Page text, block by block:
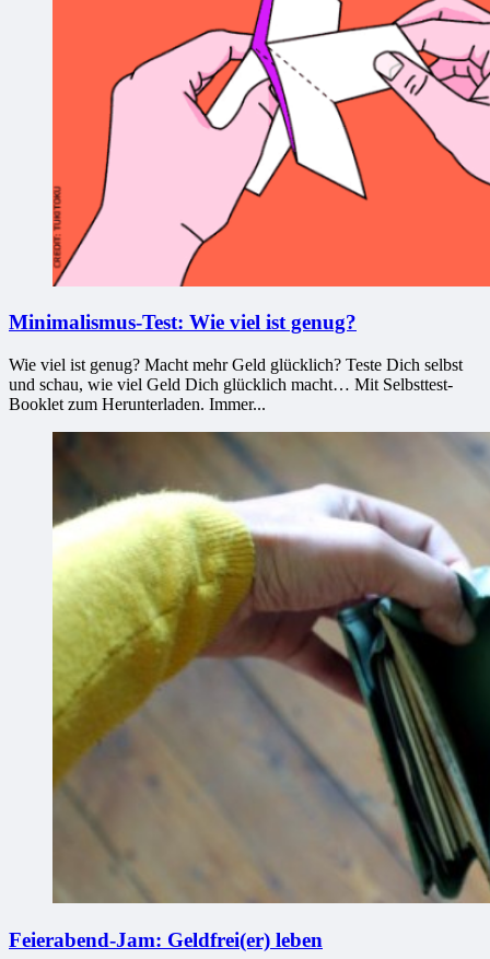
Minimalismus-Test: Wie viel ist genug?
Wie viel ist genug? Macht mehr Geld glücklich? Teste Dich selbst
und schau, wie viel Geld Dich glücklich macht… Mit Selbsttest-
Booklet zum Herunterladen. Immer...
Feierabend-Jam: Geldfrei(er) leben